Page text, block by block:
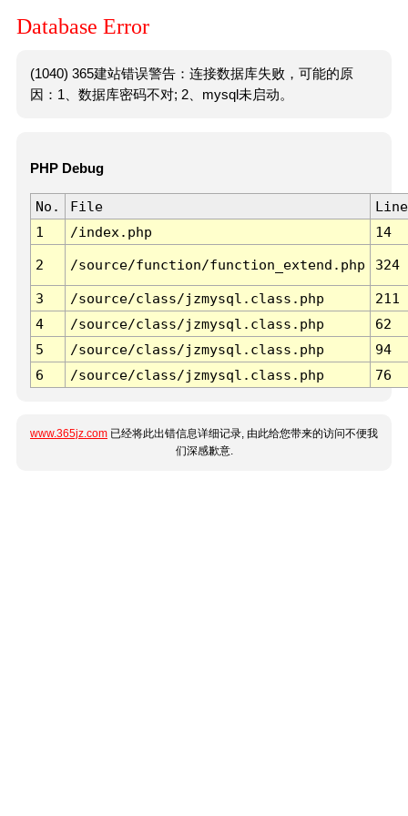
Database Error
(1040) 365建站错误警告：连接数据库失败，可能的原
因：1、数据库密码不对; 2、mysql未启动。
PHP Debug
No. File
Line
1
/index.php 14
2 /source/function/function_extend.php 324
3 /source/class/jzmysql.class.php
211
4
/source/class/jzmysql.class.php
62
5
/source/class/jzmysql.class.php
94
6
/source/class/jzmysql.class.php 76
www.365jz.com 已经将此出错信息详细记录, 由此给您带来的访问不便我
们深感歉意.